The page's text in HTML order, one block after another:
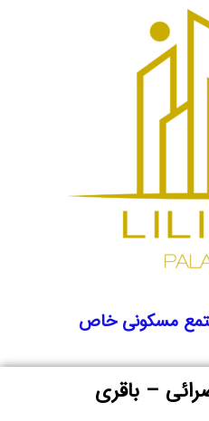
مسکونی خاص
– باقری